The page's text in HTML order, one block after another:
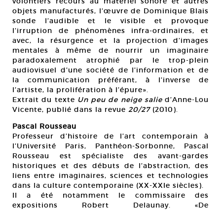
objets manufacturés, l’œuvre de Dominique Blais
sonde l’audible et le visible et provoque
l’irruption de phénomènes infra‑ordinaires, et
avec, la résurgence et la projection d’images
mentales à même de nourrir un imaginaire
paradoxalement atrophié par le trop-plein
audiovisuel d’une société de l’information et de
la communication préférant, à l’inverse de
l’artiste, la prolifération à l’épure».
Extrait du texte Un peu de neige salied’Anne-Lou
Vicente, publié dans la revue 20/27(2010).
Pascal Rousseau
Professeur d’histoire de l’art contemporain à
l’Université Paris, Panthéon-Sorbonne, Pascal
Rousseau est spécialiste des avant-gardes
historiques et des débuts de l’abstraction, des
liens entre imaginaires, sciences et technologies
dans la culture contemporaine (XX-XXIe siècles).
Il a été notamment le commissaire des
expositions Robert Delaunay. «De